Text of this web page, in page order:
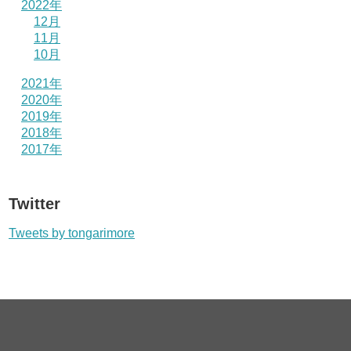
2022年
12月
11月
10月
2021年
2020年
2019年
2018年
2017年
Twitter
Tweets by tongarimore